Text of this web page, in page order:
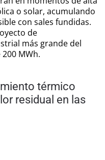
o solar, acumulando
con sales fundidas.
de
más grande del
MWh.
térmico
residual en las